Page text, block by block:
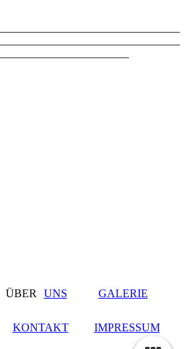
UNS GALERIE
KONTAKT IMPRESSUM